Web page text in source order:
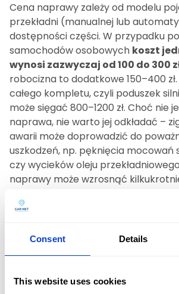
Consent Details
This website uses cookies
Cena naprawy zależy od modelu
przekładni (manualnej lub
dostępności części. W przypadku
samochodów osobowych koszt
wynosi zazwyczaj od 100 do 300
robocizna to dodatkowe 150–400
całego kompletu, czyli poduszek
może sięgać 800–1200 zł. Choć nie
naprawa, nie warto jej odkładać –
awarii może doprowadzić do
uszkodzeń, np. pęknięcia mocowań
czy wycieków oleju
naprawy może wzrosnąć
Jak zapobiegać uszkodzeniu
piskiem opon, holować